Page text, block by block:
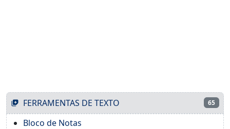
FERRAMENTAS DE TEXTO 65
Bloco de Notas